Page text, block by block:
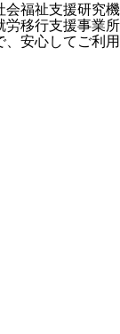
会福祉支援研究機
労移行支援事業所
安心してご利用